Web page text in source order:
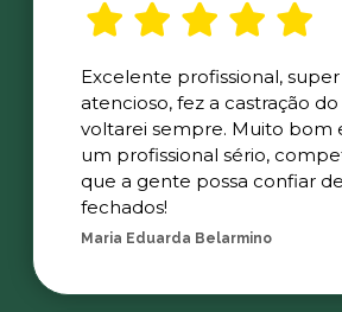
Excelente profissional, super
atencioso, fez a castração
voltarei sempre. Muito bom
um profissional sério,
que a gente possa confiar
fechados!
Maria Eduarda Belarmino